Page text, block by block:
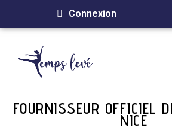
Connexion
FOURNISSEUR OFFICIEL
NICE